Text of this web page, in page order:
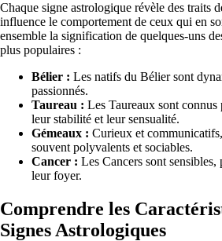
Chaque signe astrologique révèle des traits
influence le comportement de ceux qui en
ensemble la signification de quelques-uns
plus populaires :
Bélier : Les natifs du Bélier sont
passionnés.
Taureau : Les Taureaux sont
leur stabilité et leur sensualité.
Gémeaux : Curieux et
souvent polyvalents et sociables.
Cancer : Les Cancers sont sensibles,
leur foyer.
Comprendre les
Signes Astrologiques